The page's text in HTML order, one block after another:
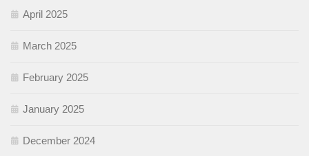
April 2025
March 2025
February 2025
January 2025
December 2024